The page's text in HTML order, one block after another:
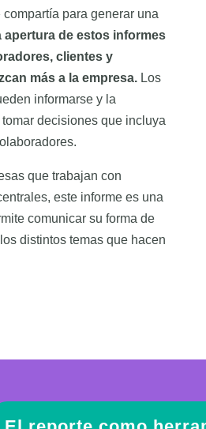
compartía para generar una
apertura de estos informes
clientes y
más a la empresa.Los
informarse y la
decisiones que incluya
que trabajan con
este informe es una
comunicar su forma de
distintos temas que hacen